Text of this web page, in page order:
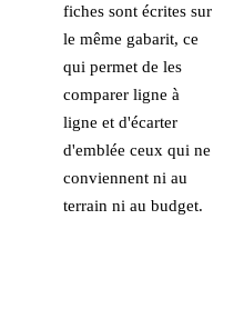
fiches sont écrites sur
le même gabarit, ce
qui permet de les
comparer ligne à
ligne et d'écarter
d'emblée ceux qui ne
conviennent ni au
terrain ni au budget.